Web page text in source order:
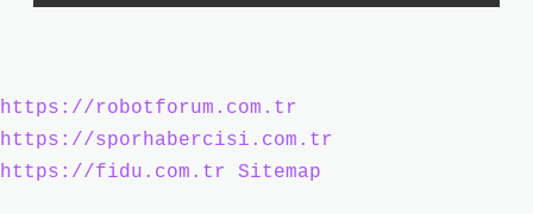
https://robotforum.com.tr
https://sporhabercisi.com.tr
https://fidu.com.tr
Sitemap